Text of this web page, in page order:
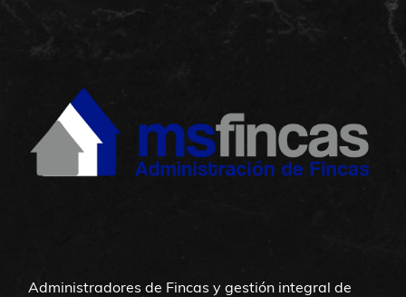
Administradores de Fincas y gestión integral de